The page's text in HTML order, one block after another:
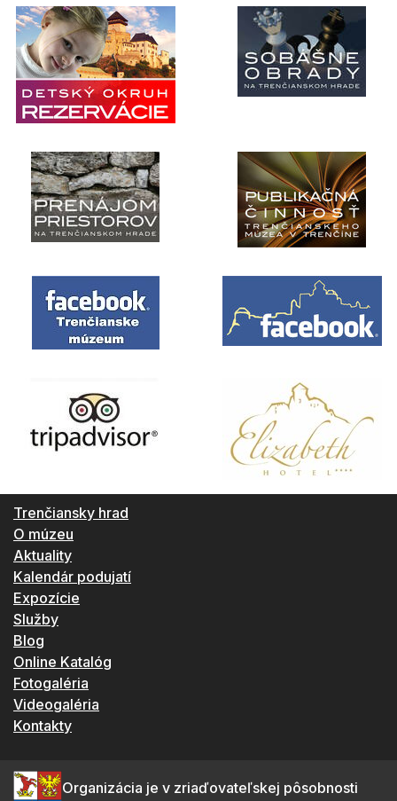
Trenčiansky hrad
O múzeu
Aktuality
Kalendár podujatí
Expozície
Služby
Blog
Online Katalóg
Fotogaléria
Videogaléria
Kontakty
Organizácia je v zriaďovateľskej pôsobnosti